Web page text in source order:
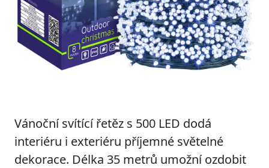
Vánoční svítící řetěz s 500 LED dodá
interiéru i exteriéru příjemné světelné
dekorace. Délka 35 metrů umožní ozdobit